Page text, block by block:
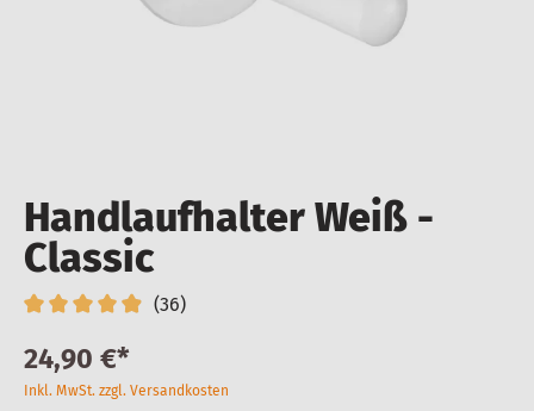
Handlaufhalter Weiß -
Classic
(36)
24,90 €*
Inkl. MwSt. zzgl. Versandkosten